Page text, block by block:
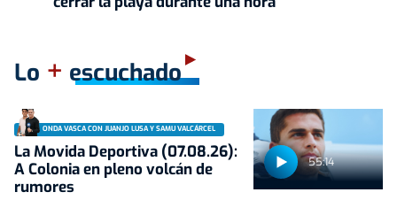
Lo + escuchado
55:14
ONDA VASCA CON JUANJO LUSA Y SAMU VALCÁRCEL
La Movida Deportiva (07.08.26):
A Colonia en pleno volcán de
rumores